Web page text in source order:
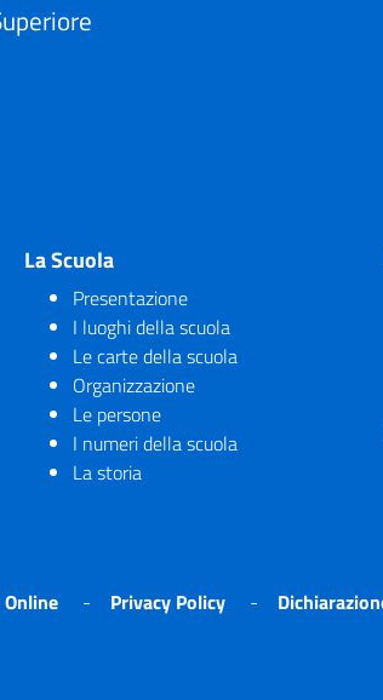
La Scuola
Presentazione
I luoghi della scuola
Le carte della scuola
Organizzazione
Le persone
I numeri della scuola
La storia
Privacy Policy